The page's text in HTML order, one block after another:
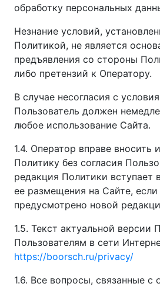
обработку персональных
Незнание условий,
Политикой, не является
предъявления со стороны
либо претензий к Оператору.
В случае несогласия с
Пользователь должен
любое использование Сайта.
1.4. Оператор вправе вносить
Политику без согласия
редакция Политики вступает
ее размещения на Сайте, если
предусмотрено новой
1.5. Текст актуальной версии
Пользователям в сети
https://boorsch.ru/privacy/
1.6. Все вопросы, связанные с